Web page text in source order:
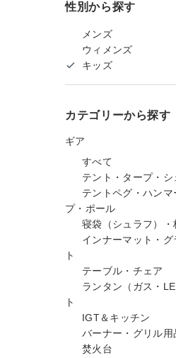
性別から探す
メンズ
ウィメンズ
キッズ
カテゴリーから探す
ギア
すべて
テント・タープ・シ
テントペグ・ハンマ
プ・ポール
寝袋（シュラフ）・
インナーマット・グ
ト
テーブル・チェア
ランタン（ガス・
ト
IGT＆キッチン
バーナー・グリル用
焚火台